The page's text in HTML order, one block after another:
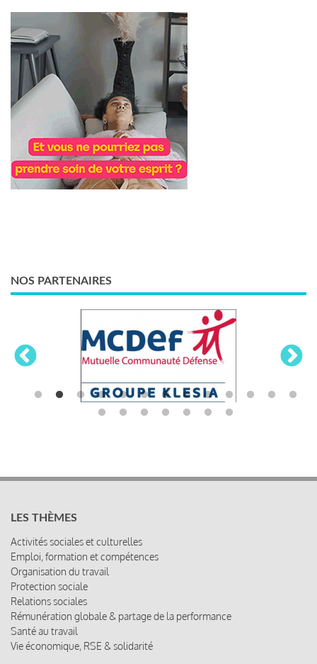
NOS PARTENAIRES
LES THÈMES
Activités sociales et culturelles
Emploi, formation et compétences
Organisation du travail
Protection sociale
Relations sociales
Rémunération globale & partage de la performance
Santé au travail
Vie économique, RSE & solidarité